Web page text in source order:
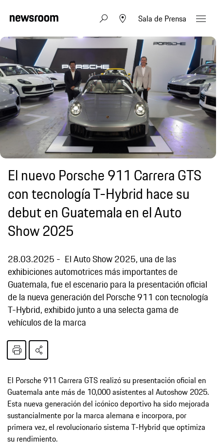
Sala de Prensa
El nuevo Porsche 911 Carrera GTS
con tecnología T-Hybrid hace su
debut en Guatemala en el Auto
Show 2025
28.03.2025
El Auto Show 2025, una de las
exhibiciones automotrices más importantes de
Guatemala, fue el escenario para la presentación oficial
de la nueva generación del Porsche 911 con tecnología
T-Hybrid, exhibido junto a una selecta gama de
vehículos de la marca
El Porsche 911 Carrera GTS realizó su presentación oficial en
Guatemala ante más de 10,000 asistentes al Autoshow 2025.
Esta nueva generación del icónico deportivo ha sido mejorada
sustancialmente por la marca alemana e incorpora, por
primera vez, el revolucionario sistema T-Hybrid que optimiza
su rendimiento.